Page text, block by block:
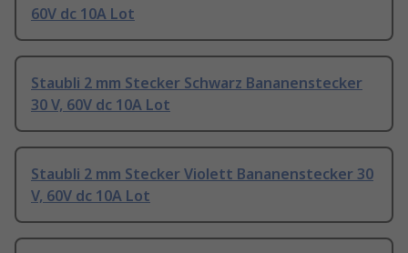
60V dc 10A Lot
Staubli 2 mm Stecker Schwarz Bananenstecker
30 V, 60V dc 10A Lot
Staubli 2 mm Stecker Violett Bananenstecker 30
V, 60V dc 10A Lot